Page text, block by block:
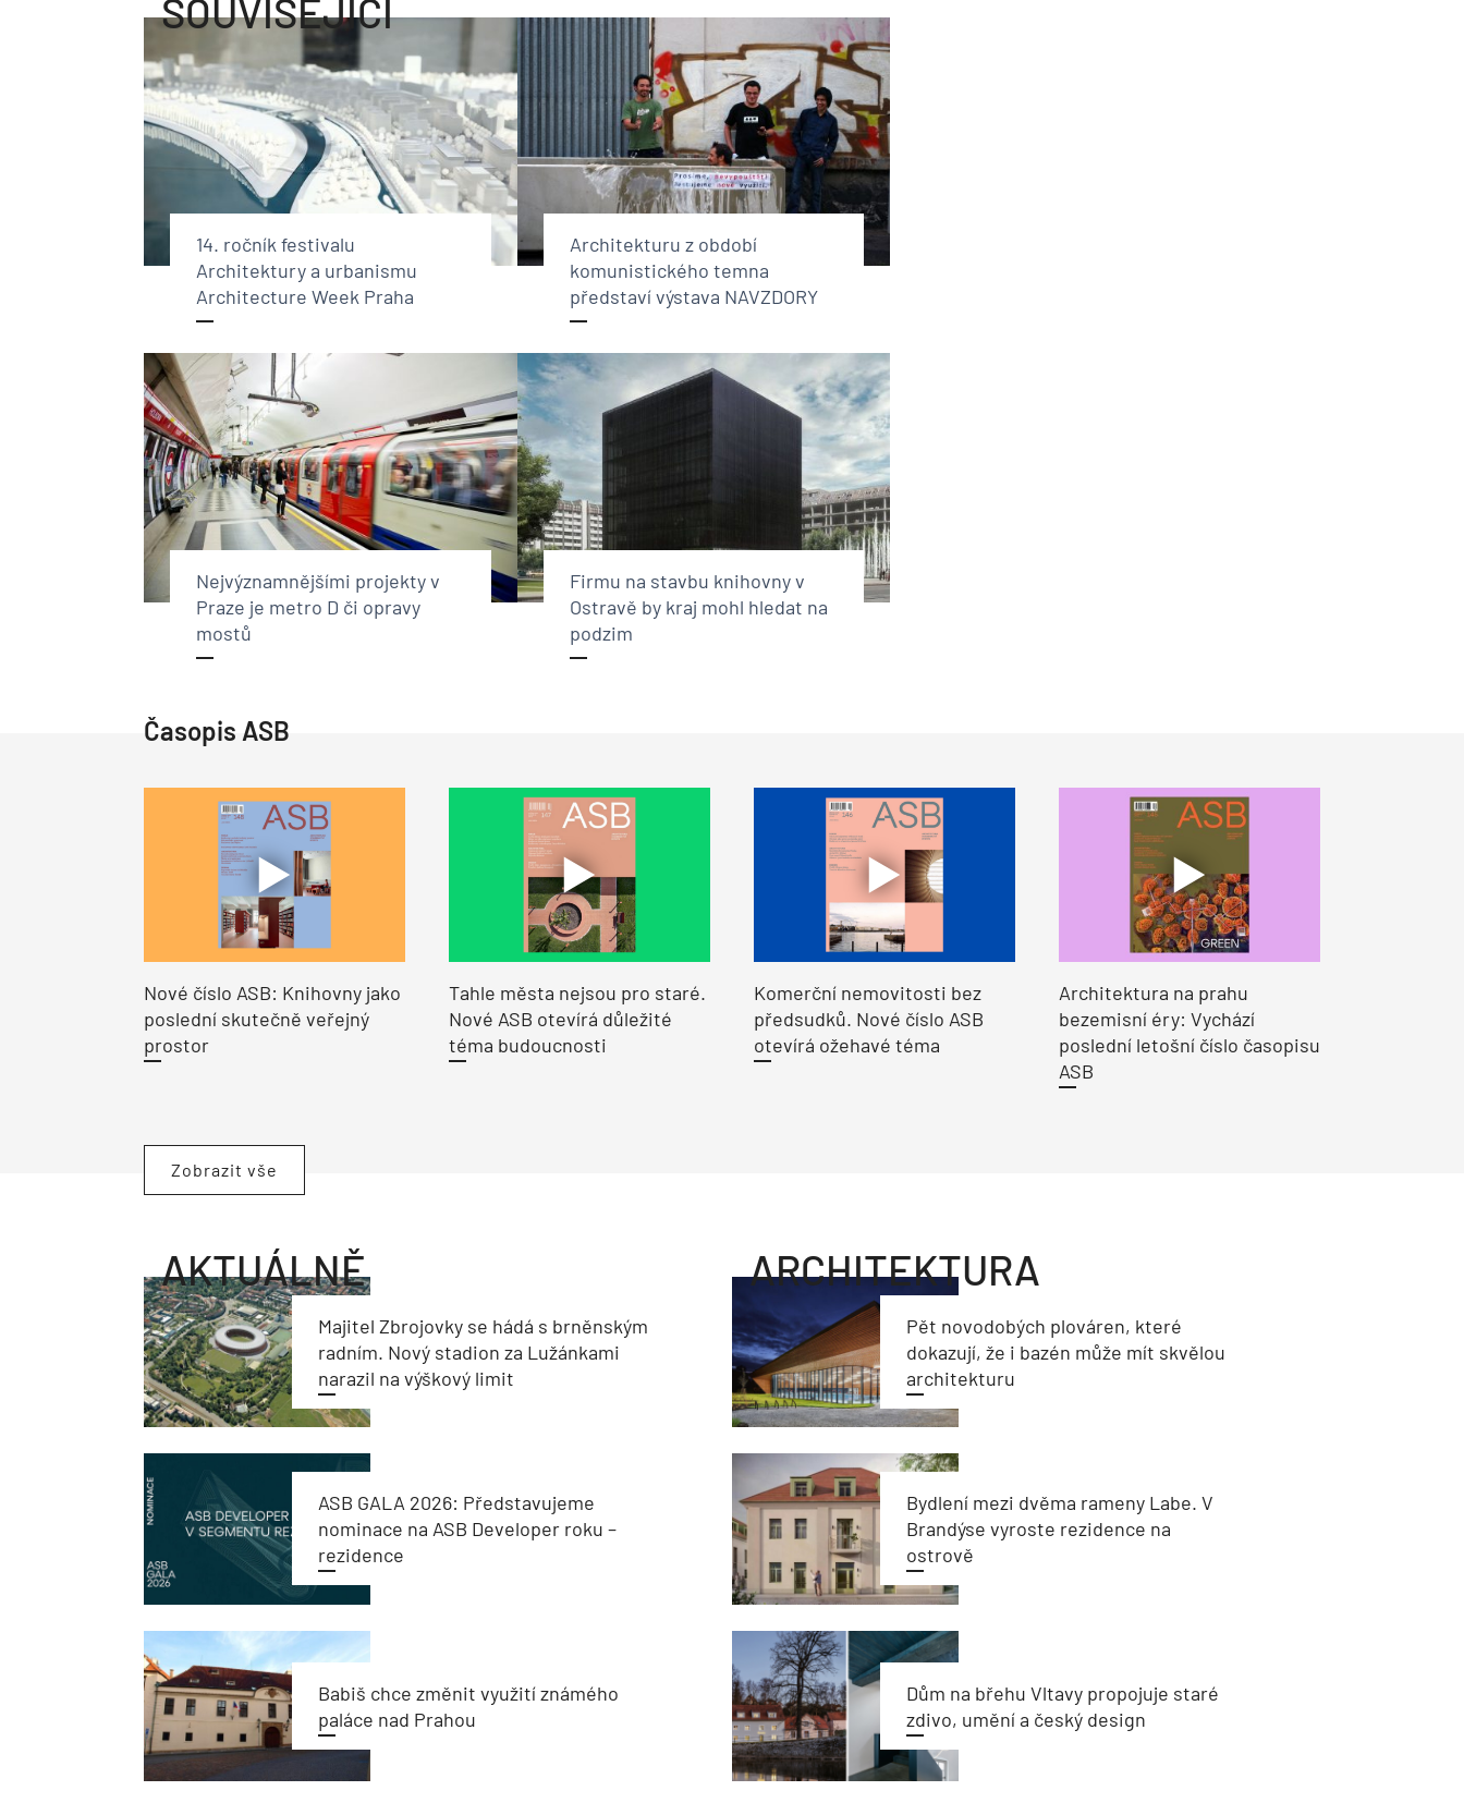
SOUVISEJÍCÍ
14. ročník festivalu
Architektury a urbanismu
Architecture Week Praha
Architekturu z období
komunistického temna
představí výstava NAVZDORY
Nejvýznamnějšími projekty v
Praze je metro D či opravy
mostů
Firmu na stavbu knihovny v
Ostravě by kraj mohl hledat na
podzim
Časopis ASB
Nové číslo ASB: Knihovny jako
poslední skutečně veřejný
prostor
Tahle města nejsou pro staré.
Nové ASB otevírá důležité
téma budoucnosti
Komerční nemovitosti bez
předsudků. Nové číslo ASB
otevírá ožehavé téma
Architektura na prahu
bezemisní éry: Vychází
poslední letošní číslo časopisu
ASB
Zobrazit vše
AKTUÁLNĚ
Majitel Zbrojovky se hádá s brněnským
radním. Nový stadion za Lužánkami
narazil na výškový limit
ASB GALA 2026: Představujeme
nominace na ASB Developer roku –
rezidence
Babiš chce změnit využití známého
paláce nad Prahou
ARCHITEKTURA
Pět novodobých plováren, které
dokazují, že i bazén může mít skvělou
architekturu
Bydlení mezi dvěma rameny Labe. V
Brandýse vyroste rezidence na
ostrově
Dům na břehu Vltavy propojuje staré
zdivo, umění a český design